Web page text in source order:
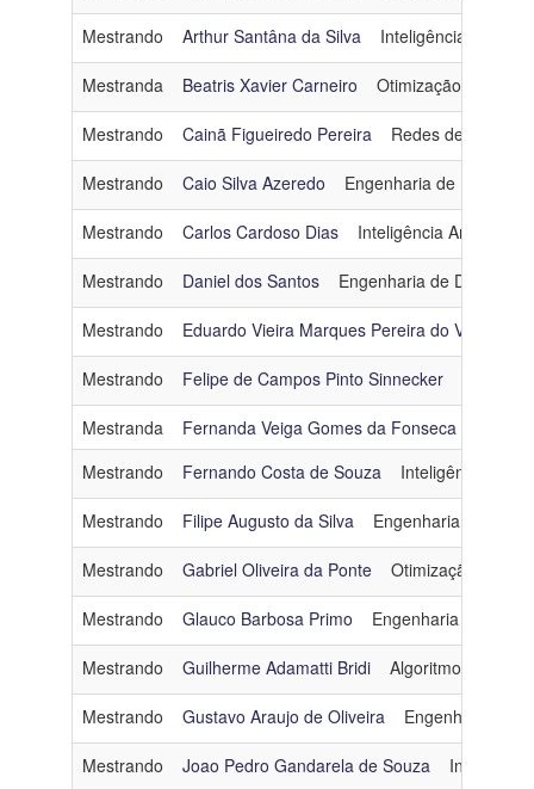
Linha
de
Pesquisa
Ingresso
Categoria
Mestrando Arthur Santâna da Silva Inteligência Artificial
Mestranda Beatris Xavier Carneiro Otimização
Mestrando Cainã Figueiredo Pereira Redes de
Mestrando Caio Silva Azeredo Engenharia de Dados e
Mestrando Carlos Cardoso Dias Inteligência Artificial
Mestrando Daniel dos Santos Engenharia de Dados e
Mestrando Eduardo Vieira Marques Pereira do Valle
Mestrando Felipe de Campos Pinto Sinnecker
Mestranda Fernanda Veiga Gomes da Fonseca
Mestrando
Fernando Costa de Souza Inteligência
Mestrando Filipe Augusto da Silva Engenharia de
Mestrando Gabriel Oliveira da Ponte Otimização
Mestrando Glauco Barbosa Primo Engenharia de
Mestrando Guilherme Adamatti Bridi Algoritmos e
Mestrando Gustavo Araujo de Oliveira Engenharia de
Mestrando Joao Pedro Gandarela de Souza